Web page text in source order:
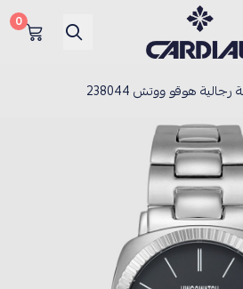
0
هوقو ووتش 238044